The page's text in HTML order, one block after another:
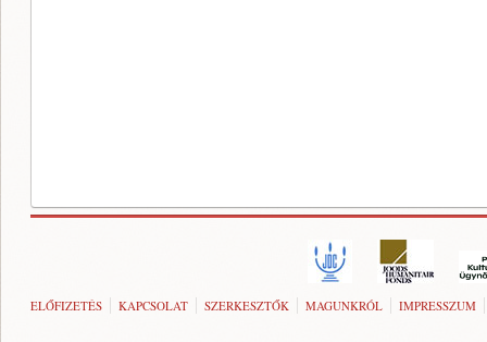
ELŐFIZETÉS KAPCSOLAT SZERKESZTŐK MAGUNKRÓL IMPRESSZUM